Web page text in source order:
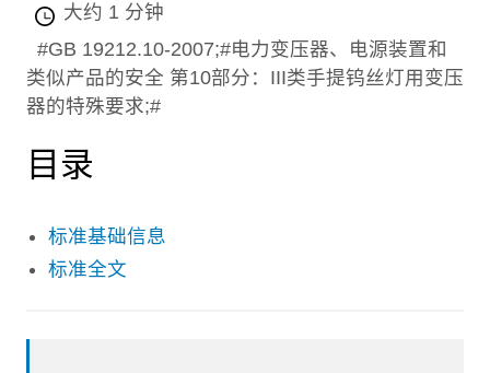
大约 1 分钟
#GB 19212.10-2007;#电力变压器、电源装置和
类似产品的安全 第10部分：III类手提钨丝灯用变压
器的特殊要求;#
目录
标准基础信息
标准全文